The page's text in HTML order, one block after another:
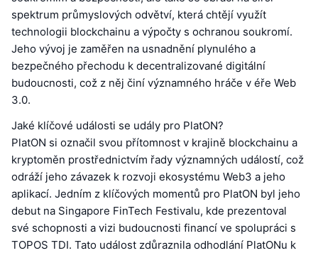
spektrum průmyslových odvětví, která chtějí využít
technologii blockchainu a výpočty s ochranou soukromí.
Jeho vývoj je zaměřen na usnadnění plynulého a
bezpečného přechodu k decentralizované digitální
budoucnosti, což z něj činí významného hráče v éře Web
3.0.
Jaké klíčové události se udály pro PlatON?
PlatON si označil svou přítomnost v krajině blockchainu a
kryptoměn prostřednictvím řady významných událostí, což
odráží jeho závazek k rozvoji ekosystému Web3 a jeho
aplikací. Jedním z klíčových momentů pro PlatON byl jeho
debut na Singapore FinTech Festivalu, kde prezentoval
své schopnosti a vizi budoucnosti financí ve spolupráci s
TOPOS TDI. Tato událost zdůraznila odhodlání PlatONu k